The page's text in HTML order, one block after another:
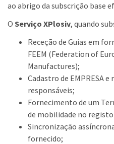
ao abrigo da subscrição base
O Serviço XPlosiv, quando
Receção de Guias em
FEEM (Federation of
Manufactures);
Cadastro de EMPRESA
responsáveis;
Fornecimento de um
de mobilidade no
Sincronização
fornecido;